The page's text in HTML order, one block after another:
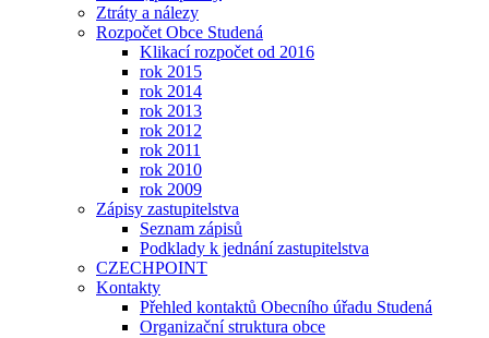
Ztráty a nálezy
Rozpočet Obce Studená
Klikací rozpočet od 2016
rok 2015
rok 2014
rok 2013
rok 2012
rok 2011
rok 2010
rok 2009
Zápisy zastupitelstva
Seznam zápisů
Podklady k jednání zastupitelstva
CZECHPOINT
Kontakty
Přehled kontaktů Obecního úřadu Studená
Organizační struktura obce